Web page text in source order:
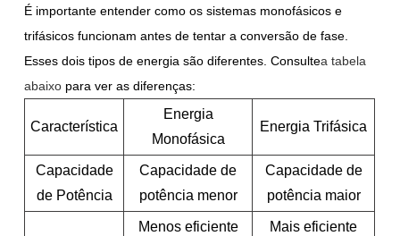
É importante entender como os sistemas monofásicos e
trifásicos funcionam antes de tentar a conversão de fase.
Esses dois tipos de energia são diferentes. Consultea tabela
abaixo para ver as diferenças:
Característica
Energia
Monofásica
Energia Trifásica
Capacidade
de Potência
Capacidade de
potência menor
Capacidade de
potência maior
Menos eficiente
Mais eficiente